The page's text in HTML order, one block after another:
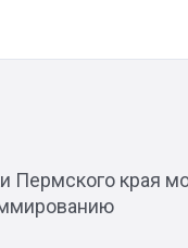
Пермского края